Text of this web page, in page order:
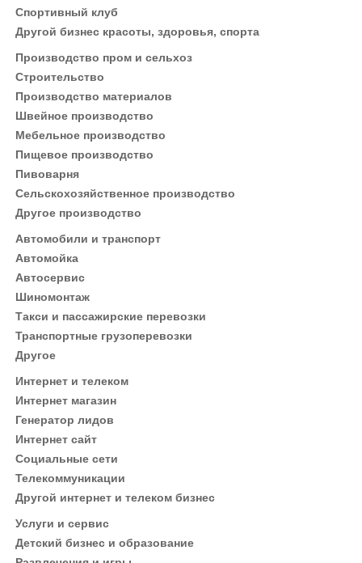
Спортивный клуб
Другой бизнес красоты, здоровья, спорта
Производство пром и сельхоз
Строительство
Производство материалов
Швейное производство
Мебельное производство
Пищевое производство
Пивоварня
Сельскохозяйственное производство
Другое производство
Автомобили и транспорт
Автомойка
Автосервис
Шиномонтаж
Такси и пассажирские перевозки
Транспортные грузоперевозки
Другое
Интернет и телеком
Интернет магазин
Генератор лидов
Интернет сайт
Социальные сети
Телекоммуникации
Другой интернет и телеком бизнес
Услуги и сервис
Детский бизнес и образование